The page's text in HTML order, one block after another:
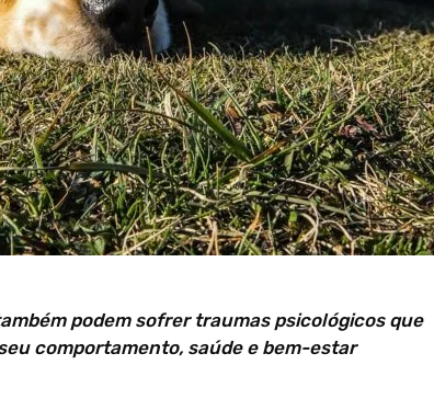
podem sofrer traumas psicológicos que
comportamento, saúde e bem-estar